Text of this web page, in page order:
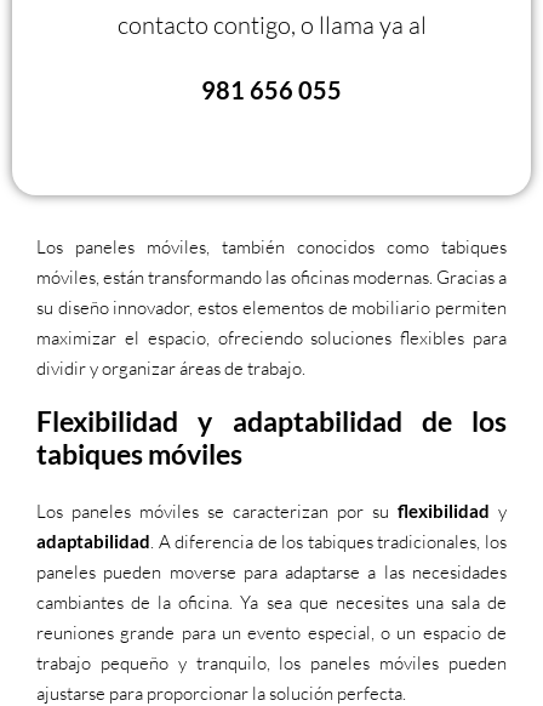
Los paneles móviles, también conocidos como tabiques
móviles, están transformando las oficinas modernas. Gracias a
su diseño innovador, estos elementos de mobiliario permiten
maximizar el espacio, ofreciendo soluciones flexibles para
dividir y organizar áreas de trabajo.
Flexibilidad y adaptabilidad de los
tabiques móviles
Los paneles móviles se caracterizan por su flexibilidad y
adaptabilidad. A diferencia de los tabiques tradicionales, los
paneles pueden moverse para adaptarse a las necesidades
cambiantes de la oficina. Ya sea que necesites una sala de
reuniones grande para un evento especial, o un espacio de
trabajo pequeño y tranquilo, los paneles móviles pueden
ajustarse para proporcionar la solución perfecta.
contacto contigo, o llama ya al
981 656 055